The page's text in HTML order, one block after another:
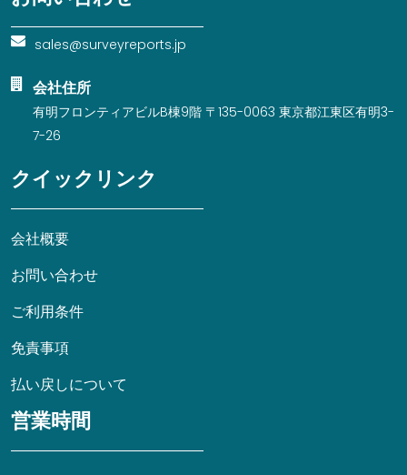
sales@surveyreports.jp
会社住所
有明フロンティアビルB棟9階 〒135-0063 東京都江東区有明3-
7-26
クイックリンク
会社概要
お問い合わせ
ご利用条件
免責事項
払い戻しについて
営業時間